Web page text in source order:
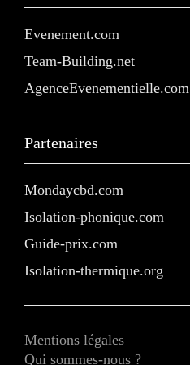
Evenement.com
Team-Building.net
AgenceEvenementielle.com
Partenaires
Mondaycbd.com
Isolation-phonique.com
Guide-prix.com
Isolation-thermique.org
Mentions légales
Qui sommes-nous ?